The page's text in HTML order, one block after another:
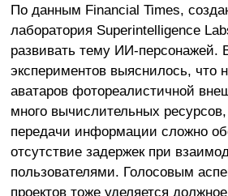
По данным Financial Times,
лаборатория Superintelligence
развивать тему ИИ-персонажей.
экспериментов выяснилось, что
аватаров фотореалистичной
много вычислительных
передачи информации сложно
отсутствие задержек при
пользователями. Голосовым
проектов тоже уделяется